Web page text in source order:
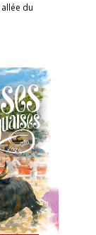
allée du